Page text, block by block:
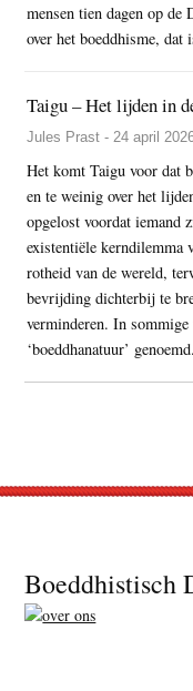
mensen tien dagen op de
over het boeddhisme, dat
Taigu – Het lijden in
Jules Prast - 24 april
Het komt Taigu voor dat
en te weinig over het
opgelost voordat iemand
existentiële kerndilemma
rotheid van de wereld,
bevrijding dichterbij te
verminderen. In
‘boeddhanatuur’ genoemd.
Footer
Boeddhistisch